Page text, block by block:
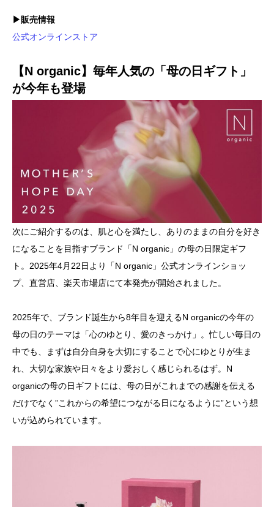
▶販売情報
公式オンラインストア
【N organic】毎年人気の「母の日ギフト」
が今年も登場
次にご紹介するのは、肌と心を満たし、ありのままの自分を好き
になることを目指すブランド「N organic」の母の日限定ギフ
ト。2025年4月22日より「N organic」公式オンラインショッ
プ、直営店、楽天市場店にて本発売が開始されました。
2025年で、ブランド誕生から8年目を迎えるN organicの今年の
母の日のテーマは「心のゆとり、愛のきっかけ」。忙しい毎日の
中でも、まずは自分自身を大切にすることで心にゆとりが生ま
れ、大切な家族や日々をより愛おしく感じられるはず。N
organicの母の日ギフトには、母の日がこれまでの感謝を伝える
だけでなく”これからの希望につながる日になるように”という想
いが込められています。